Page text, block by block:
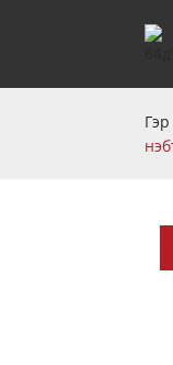
Гэр